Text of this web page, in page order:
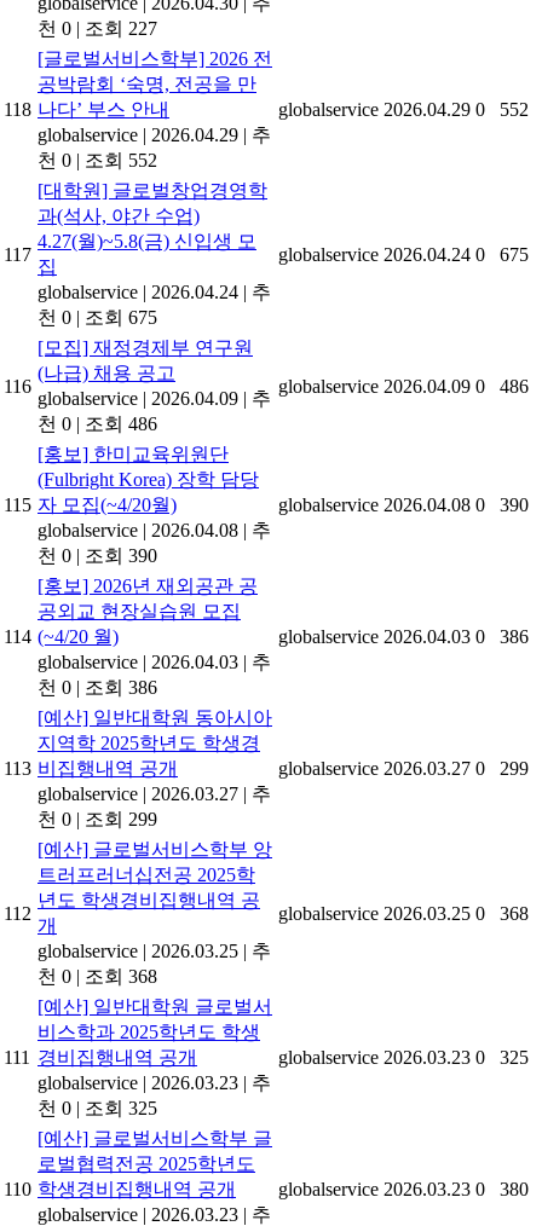
천 0 | 조회 227
118
[글로벌서비스학부] 2026 전
공박람회 ‘숙명, 전공을 만
나다’ 부스 안내
globalservice | 2026.04.29 | 추
천 0 | 조회 552
globalservice 2026.04.29 0 552
117
[대학원] 글로벌창업경영학
과(석사, 야간 수업)
4.27(월)~5.8(금) 신입생 모
집
globalservice | 2026.04.24 | 추
천 0 | 조회 675
globalservice 2026.04.24 0 675
116
[모집] 재정경제부 연구원
(나급) 채용 공고
globalservice | 2026.04.09 | 추
천 0 | 조회 486
globalservice 2026.04.09 0 486
115
[홍보] 한미교육위원단
(Fulbright Korea) 장학 담당
자 모집(~4/20월)
globalservice | 2026.04.08 | 추
천 0 | 조회 390
globalservice 2026.04.08 0 390
114
[홍보] 2026년 재외공관 공
공외교 현장실습원 모집
(~4/20 월)
globalservice | 2026.04.03 | 추
천 0 | 조회 386
globalservice 2026.04.03 0 386
113
[예산] 일반대학원 동아시아
지역학 2025학년도 학생경
비집행내역 공개
globalservice | 2026.03.27 | 추
천 0 | 조회 299
globalservice 2026.03.27 0 299
112
[예산] 글로벌서비스학부 앙
트러프러너십전공 2025학
년도 학생경비집행내역 공
개
globalservice | 2026.03.25 | 추
천 0 | 조회 368
globalservice 2026.03.25 0 368
111
[예산] 일반대학원 글로벌서
비스학과 2025학년도 학생
경비집행내역 공개
globalservice | 2026.03.23 | 추
천 0 | 조회 325
globalservice 2026.03.23 0 325
110
[예산] 글로벌서비스학부 글
로벌협력전공 2025학년도
학생경비집행내역 공개
globalservice | 2026.03.23 | 추
globalservice 2026.03.23 0 380